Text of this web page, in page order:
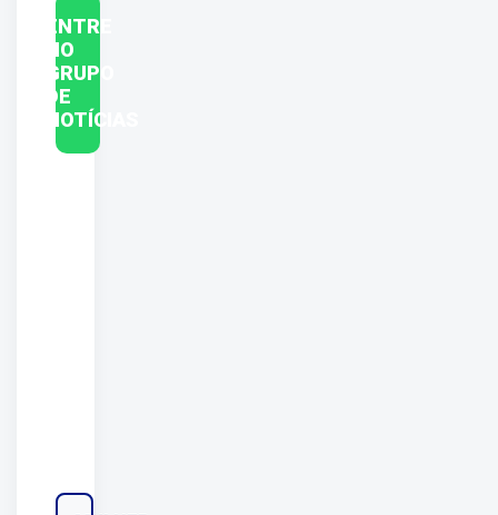
ENTRE
NO
GRUPO
DE
NOTÍCIAS